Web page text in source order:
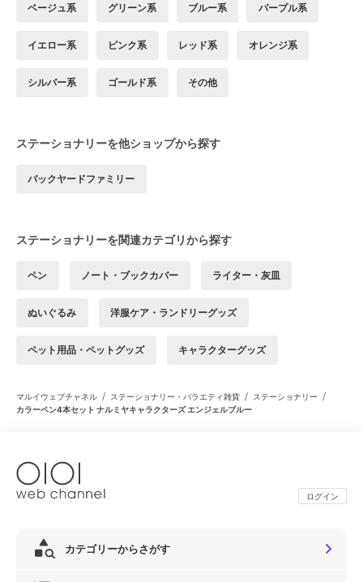
ベージュ系 グリーン系 ブルー系 パープル系
イエロー系 ピンク系 レッド系 オレンジ系
シルバー系 ゴールド系 その他
ステーショナリーを他ショップから探す
バックヤードファミリー
ステーショナリーを関連カテゴリから探す
ペン ノート・ブックカバー ライター・灰皿
ぬいぐるみ 洋服ケア・ランドリーグッズ
ペット用品・ペットグッズ キャラクターグッズ
マルイウェブチャネル / ステーショナリー・バラエティ雑貨 / ステーショナリー /
カラーペン4本セット ナルミヤキャラクターズ エンジェルブルー
ログイン
カテゴリーからさがす